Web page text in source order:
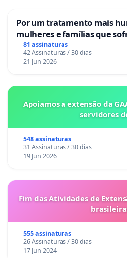
Por um tratamento mais
mulheres e famílias que
gestacional nos hospitais
81 assinaturas
42 Assinaturas / 30 dias
21 Jun 2026
Apoiamos a extensão da
servidores
548 assinaturas
31 Assinaturas / 30 dias
19 Jun 2026
Fim das Atividades de
555 assinaturas
26 Assinaturas / 30 dias
17 Jun 2024